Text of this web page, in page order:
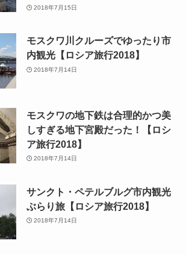
2018年7月15日
モスクワ川クルーズでゆったり市
内観光【ロシア旅行2018】
2018年7月14日
モスクワの地下鉄は合理的かつ美
しすぎる地下宮殿だった！【ロシ
ア旅行2018】
2018年7月14日
サンクト・ペテルブルグ市内観光
ぶらり旅【ロシア旅行2018】
2018年7月14日